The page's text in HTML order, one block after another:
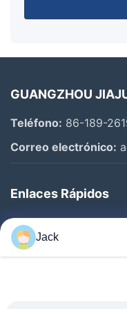
GUANGZHOU
Teléfono: 86-189-
Correo electrónico:
Enlaces Rápidos
En Casa
Productos
Jack